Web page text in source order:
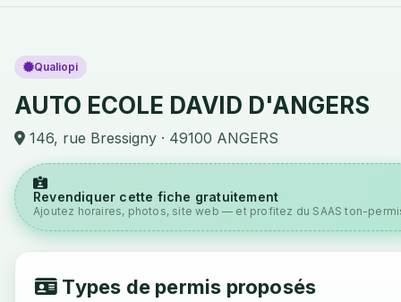
Qualiopi
AUTO ECOLE DAVID D'ANGERS
146, rue Bressigny · 49100 ANGERS
Revendiquer cette fiche gratuitement
Ajoutez horaires, photos, site web — et profitez du SAAS ton-
Types de permis proposés